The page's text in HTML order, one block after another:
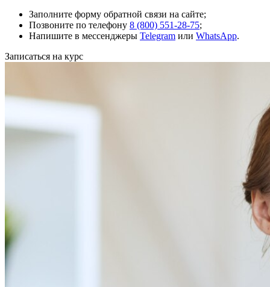
Заполните форму обратной связи на сайте;
Позвоните по телефону 8 (800) 551-28-75;
Напишите в мессенджеры Telegram или WhatsApp.
Записаться на курс